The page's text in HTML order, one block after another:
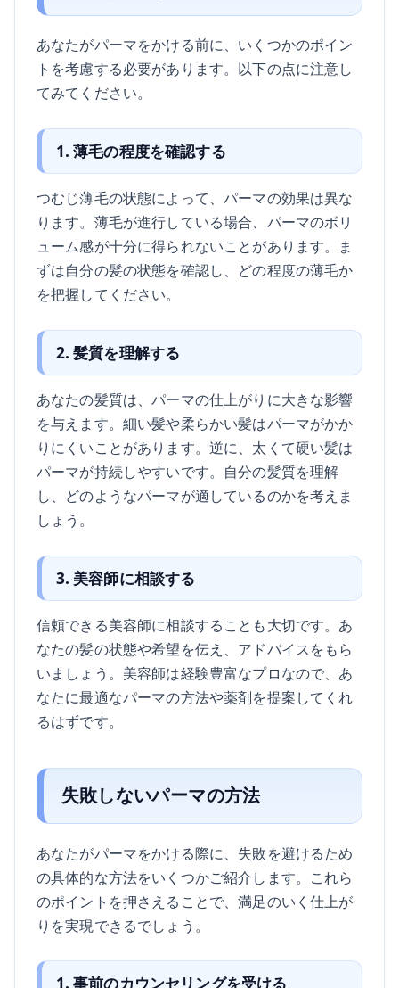
あなたがパーマをかける前に、いくつかのポイン
トを考慮する必要があります。以下の点に注意し
てみてください。
1. 薄毛の程度を確認する
つむじ薄毛の状態によって、パーマの効果は異な
ります。薄毛が進行している場合、パーマのボリ
ューム感が十分に得られないことがあります。ま
ずは自分の髪の状態を確認し、どの程度の薄毛か
を把握してください。
2. 髪質を理解する
あなたの髪質は、パーマの仕上がりに大きな影響
を与えます。細い髪や柔らかい髪はパーマがかか
りにくいことがあります。逆に、太くて硬い髪は
パーマが持続しやすいです。自分の髪質を理解
し、どのようなパーマが適しているのかを考えま
しょう。
3. 美容師に相談する
信頼できる美容師に相談することも大切です。あ
なたの髪の状態や希望を伝え、アドバイスをもら
いましょう。美容師は経験豊富なプロなので、あ
なたに最適なパーマの方法や薬剤を提案してくれ
るはずです。
失敗しないパーマの方法
あなたがパーマをかける際に、失敗を避けるため
の具体的な方法をいくつかご紹介します。これら
のポイントを押さえることで、満足のいく仕上が
りを実現できるでしょう。
1. 事前のカウンセリングを受ける